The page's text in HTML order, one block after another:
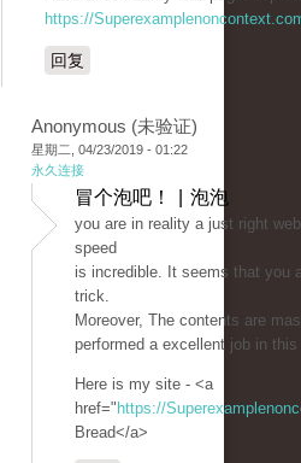
https://
回复
Anonymous (未验证)
星期二, 04/23/2019 - 01:22
永久连接
冒个泡吧！ | 泡泡
you are in reality a just right
speed
is incredible. It seems that you
trick.
Moreover, The contents are
performed a excellent job in
Here is my site - <a
href=" https://
Bread</a>